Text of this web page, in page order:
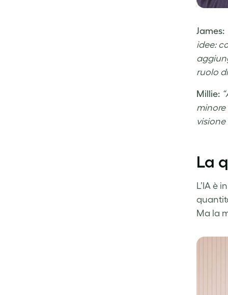
James:
idee:
ruolo
Millie:
minore
visione
La
L’IA è
Ma la